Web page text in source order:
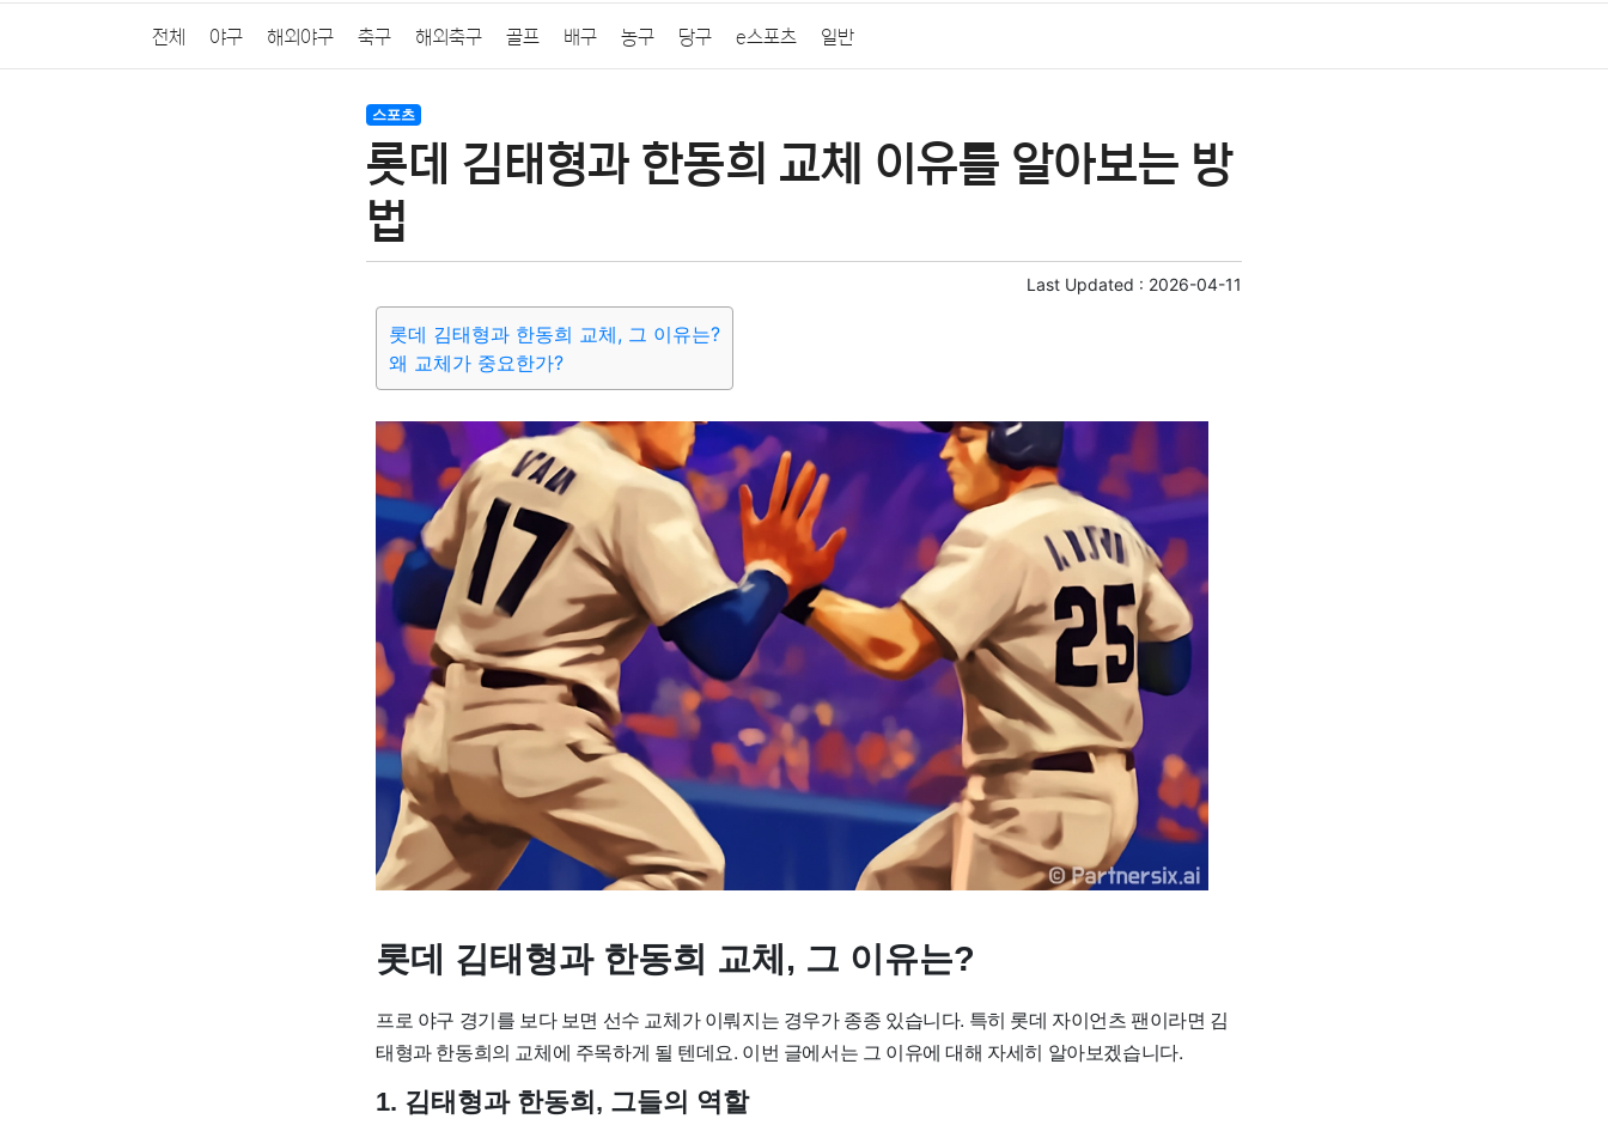
전체 야구 해외야구 축구 해외축구 골프 배구 농구 당구 e스포츠 일반
스포츠
롯데 김태형과 한동희 교체 이유를 알아보는 방
법
Last Updated : 2026-04-11
롯데 김태형과 한동희 교체, 그 이유는?
왜 교체가 중요한가?
롯데 김태형과 한동희 교체, 그 이유는?
프로 야구 경기를 보다 보면 선수 교체가 이뤄지는 경우가 종종 있습니다. 특히 롯데 자이언츠 팬이라면 김
태형과 한동희의 교체에 주목하게 될 텐데요. 이번 글에서는 그 이유에 대해 자세히 알아보겠습니다.
1. 김태형과 한동희, 그들의 역할